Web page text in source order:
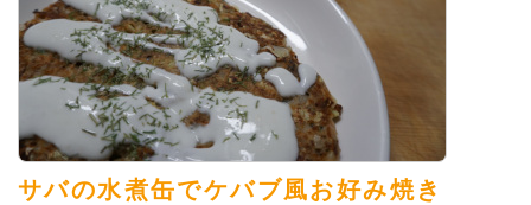
サバの水煮缶でケバブ風お好み焼き